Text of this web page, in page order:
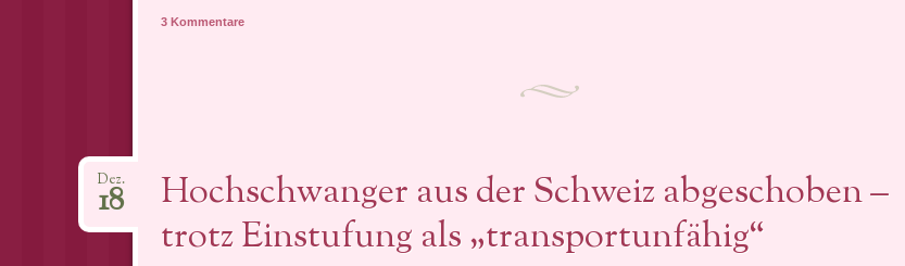
3 Kommentare
Hochschwanger aus der Schweiz abgeschoben –
trotz Einstufung als „transportunfähig“
Dez.
18